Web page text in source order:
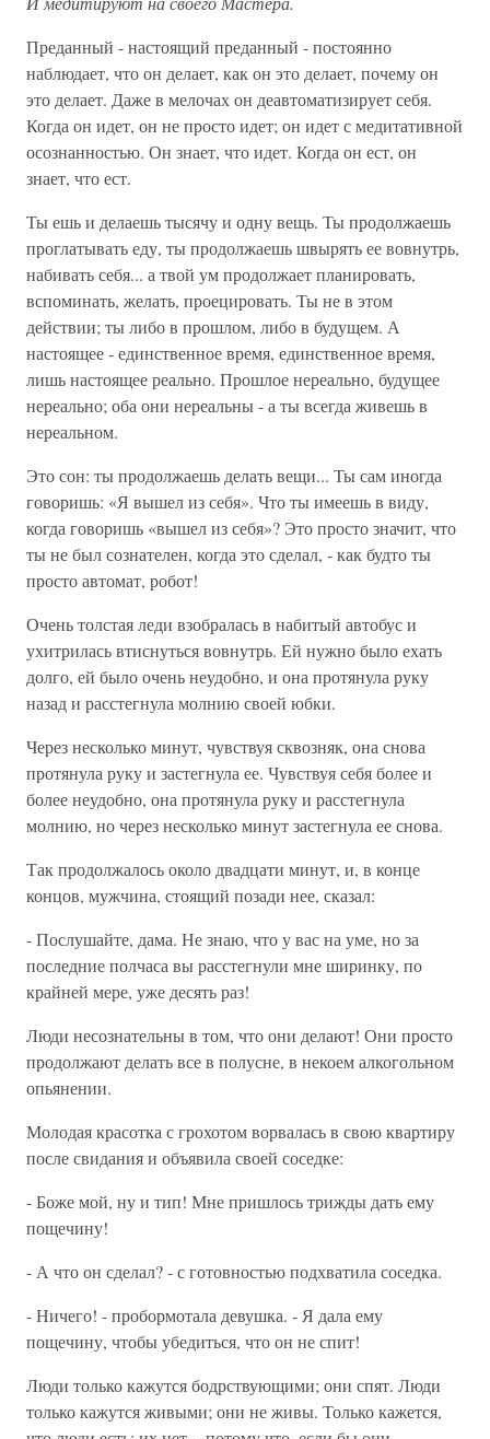
Преданный - настоящий преданный - постоянно
наблюдает, что он делает, как он это делает, почему он
это делает. Даже в мелочах он деавтоматизирует себя.
Когда он идет, он не просто идет; он идет с медитативной
осознанностью. Он знает, что идет. Когда он ест, он
знает, что ест.
Ты ешь и делаешь тысячу и одну вещь. Ты продолжаешь
проглатывать еду, ты продолжаешь швырять ее вовнутрь,
набивать себя... а твой ум продолжает планировать,
вспоминать, желать, проецировать. Ты не в этом
действии; ты либо в прошлом, либо в будущем. А
настоящее - единственное время, единственное время,
лишь настоящее реально. Прошлое нереально, будущее
нереально; оба они нереальны - а ты всегда живешь в
нереальном.
Это сон: ты продолжаешь делать вещи... Ты сам иногда
говоришь: «Я вышел из себя». Что ты имеешь в виду,
когда говоришь «вышел из себя»? Это просто значит, что
ты не был сознателен, когда это сделал, - как будто ты
просто автомат, робот!
Очень толстая леди взобралась в набитый автобус и
ухитрилась втиснуться вовнутрь. Ей нужно было ехать
долго, ей было очень неудобно, и она протянула руку
назад и расстегнула молнию своей юбки.
Через несколько минут, чувствуя сквозняк, она снова
протянула руку и застегнула ее. Чувствуя себя более и
более неудобно, она протянула руку и расстегнула
молнию, но через несколько минут застегнула ее снова.
Так продолжалось около двадцати минут, и, в конце
концов, мужчина, стоящий позади нее, сказал:
- Послушайте, дама. Не знаю, что у вас на уме, но за
последние полчаса вы расстегнули мне ширинку, по
крайней мере, уже десять раз!
Люди несознательны в том, что они делают! Они просто
продолжают делать все в полусне, в некоем алкогольном
опьянении.
Молодая красотка с грохотом ворвалась в свою квартиру
после свидания и объявила своей соседке:
- Боже мой, ну и тип! Мне пришлось трижды дать ему
пощечину!
- А что он сделал? - с готовностью подхватила соседка.
- Ничего! - пробормотала девушка. - Я дала ему
пощечину, чтобы убедиться, что он не спит!
Люди только кажутся бодрствующими; они спят. Люди
только кажутся живыми; они не живы. Только кажется,